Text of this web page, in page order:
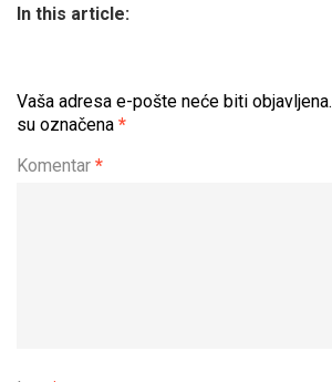
In this article:
Vaša adresa e-pošte neće biti objavljena.
su označena *
Komentar *